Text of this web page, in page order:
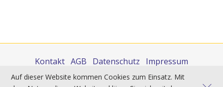
Kontakt AGB Datenschutz Impressum
Sie finden uns auch auf:
Auf dieser Website kommen Cookies zum Einsatz. Mit